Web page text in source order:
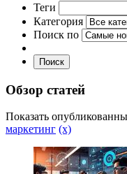
Теги
Категория
Поиск по
Поиск
Обзор статей
Показать
маркетинг (x)